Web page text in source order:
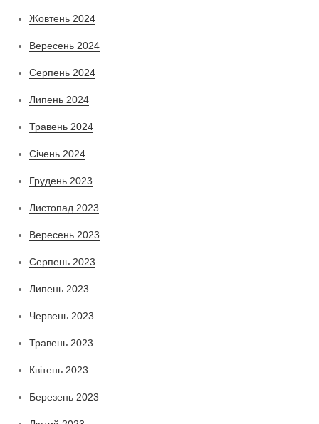
Жовтень 2024
Вересень 2024
Серпень 2024
Липень 2024
Травень 2024
Січень 2024
Грудень 2023
Листопад 2023
Вересень 2023
Серпень 2023
Липень 2023
Червень 2023
Травень 2023
Квітень 2023
Березень 2023